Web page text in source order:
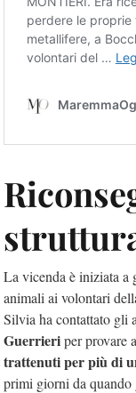
La vicenda è iniziata a
animali ai volontari
Silvia ha contattato gli
Guerrieriper provare
trattenuti per più di
primi giorni da quando